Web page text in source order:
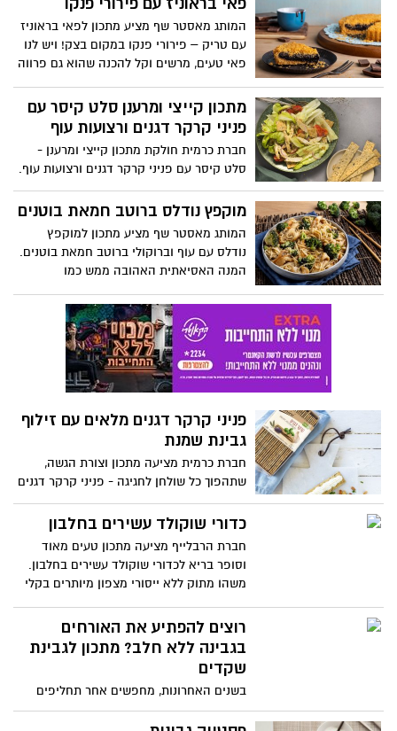
בוקר יצירתי בו כולם תורמים לארוחת הבוקר.
המותג מאסטר שף מציע מתכון לפאי בראוניז
עם טריק – פירורי פנקו במקום בצק! ויש לנו
פאי טעים, מרשים וקל להכנה שהוא גם פרווה
מתכון קייצי ומרענן סלט קיסר עם
פניני קרקר דגנים ורצועות עוף
חברת כרמית חולקת מתכון קייצי ומרענן -
סלט קיסר עם פניני קרקר דגנים ורצועות עוף.
המנה קלה להכנה, אלגנטית, מתאימה
כארוחה קטנה והן כהצעה לאירוח קל ומהיר.
מוקפץ נודלס ברוטב חמאת בוטנים
המותג מאסטר שף מציע מתכון למוקפץ
נודלס עם עוף וברוקולי ברוטב חמאת בוטנים.
המנה האסיאתית האהובה ממש כמו
דקות הכנה.
פניני קרקר דגנים מלאים עם זילוף
גבינת שמנת
חברת כרמית מציעה מתכון וצורת הגשה,
שתהפוך כל שולחן לחגיגה - פניני קרקר דגנים
מלאים עם זילוף גבינת שמנת בליוויי פלפלים
קלויים בשמן זית וזעתר.
כדורי שוקולד עשירים בחלבון
חברת הרבלייף מציעה מתכון טעים מאוד
וסופר בריא לכדורי שוקולד עשירים בחלבון.
משהו מתוק ללא ייסורי מצפון מיותרים בקלי
טעים לכל המשפחה!
רוצים להפתיע את האורחים
בגבינה ללא חלב? מתכון לגבינת
שקדים
בשנים האחרונות, מחפשים אחר תחליפים
למוצרי חלב בשולחן החג הן מטעמי
התחשבות באורחים הרגישים לחלב ומוצריו